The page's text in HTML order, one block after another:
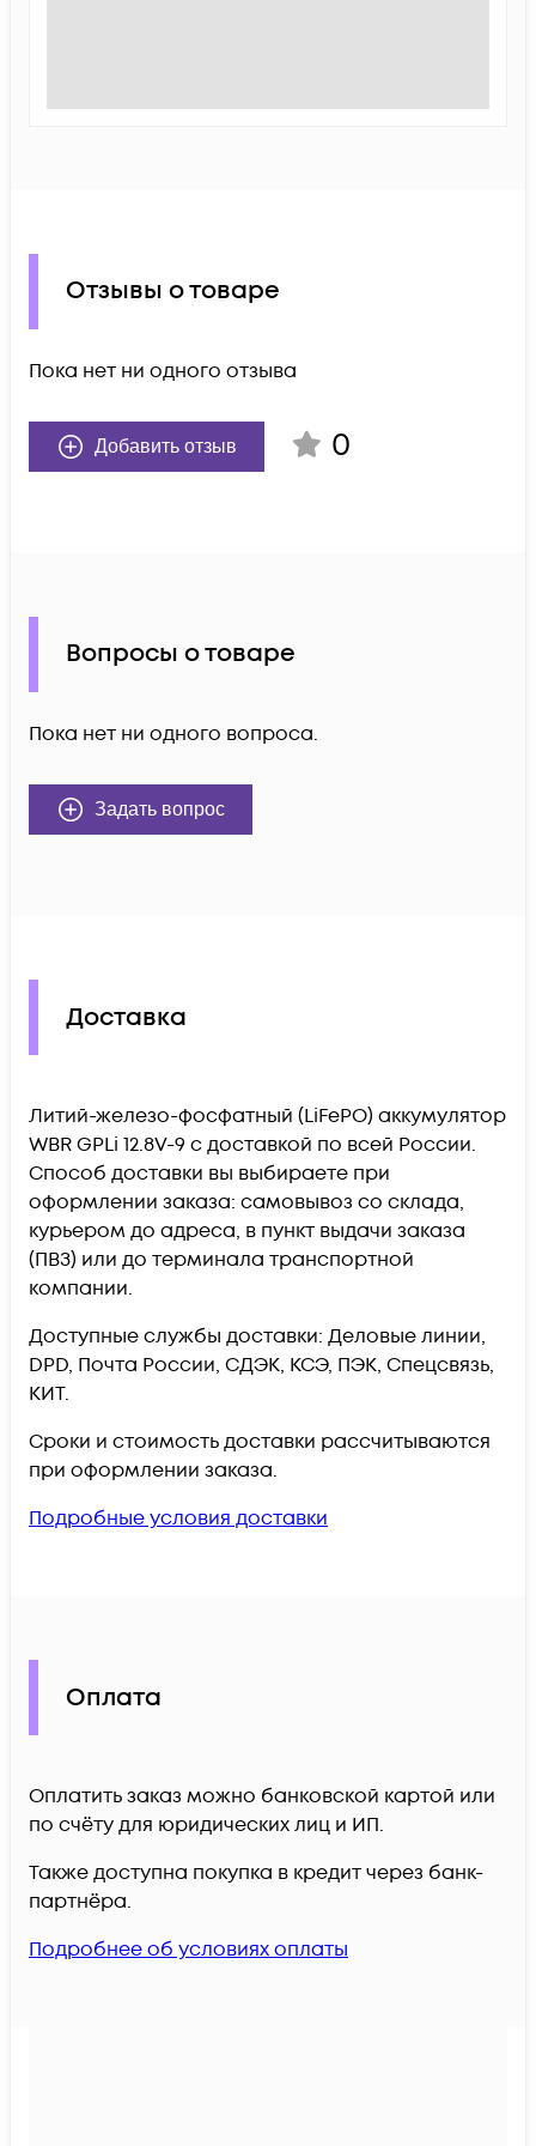
Отзывы о товаре
Пока нет ни одного отзыва
Добавить отзыв 0
Вопросы о товаре
Пока нет ни одного вопроса.
Задать вопрос
Доставка
Литий-железо-фосфатный (LiFePO) аккумулятор
WBR GPLi 12.8V-9 c доставкой по всей России.
Способ доставки вы выбираете при
оформлении заказа: самовывоз со склада,
курьером до адреса, в пункт выдачи заказа
(ПВЗ) или до терминала транспортной
компании.
Доступные службы доставки: Деловые линии,
DPD, Почта России, СДЭК, КСЭ, ПЭК, Спецсвязь,
КИТ.
Сроки и стоимость доставки рассчитываются
при оформлении заказа.
Подробные условия доставки
Оплата
Оплатить заказ можно банковской картой или
по счёту для юридических лиц и ИП.
Также доступна покупка в кредит через банк-
партнёра.
Подробнее об условиях оплаты